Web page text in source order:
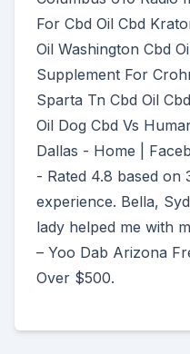
For Cbd Oil Cbd
Oil Washington Cbd
Supplement For
Sparta Tn Cbd Oil
Oil Dog Cbd Vs
Dallas - Home |
- Rated 4.8 based on
experience. Bella,
lady helped me with
– Yoo Dab Arizona
Over $500.